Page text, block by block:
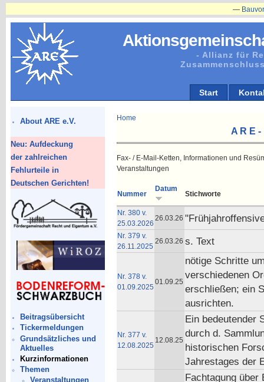
- Allianz für
Start
About ARE e.V.
Neu: Aufdeckung
der zahlreichen
Fehlurteile in
Deutschen Gerichten!
Beitragsübersicht
Tickermeldungen
Grundsätzliches und
Aktuelles
Kurzinformationen
Themen
Veranstaltungen
Home
A R E
Fax- / E-Mail-Ketten, Informationen und
Veranstaltungen
Nummer
Datum
Stichworte
Nr. 380 v.
25.03.2026
26.03.26
Nr. 379 v.
26.11.2025
26.03.26 s. Text
Nr. 378 v.
01.09.2025
01.09.25
nötige Schritte
verschiedenen
erschließen; ein
ausrichten.
Nr. 377 v.
12.08.2025
12.08.25
Ein bedeutender
durch d.
historischen
Jahrestages der
Fachtagung über